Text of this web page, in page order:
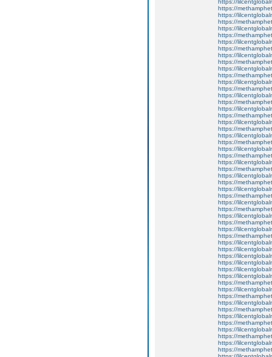
https://
https://
https://
https://
https://
https://
https://
https://
https://
https://
https://
https://
https://
https://
https://
https://
https://
https://
https://
https://
https://
https://
https://
https://
https://
https://
https://
https://
https://
https://
https://
https://
https://
https://
https://
https://
https://
https://
https://
https://
https://
https://
https://
https://
https://
https://
https://
https://
https://
https://
https://
https://
https://